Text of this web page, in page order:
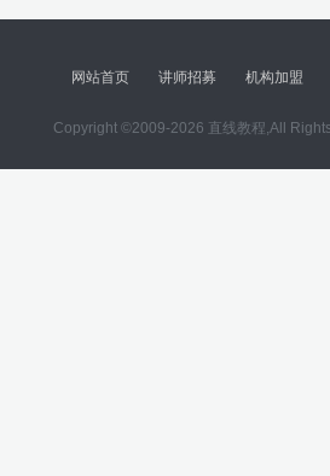
网站首页 讲师招募 机构加盟
Copyright ©2009-2026 直线教程,All